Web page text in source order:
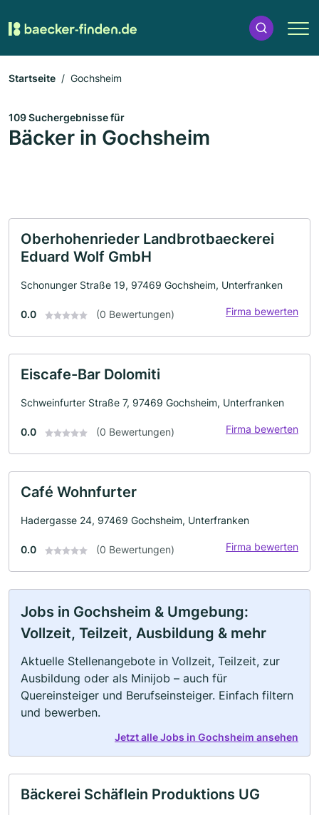
Startseite Gochsheim
109 Suchergebnisse für
Bäcker in Gochsheim
Oberhohenrieder Landbrotbaeckerei
Eduard Wolf GmbH
Schonunger Straße 19, 97469 Gochsheim, Unterfranken
0.0 (0 Bewertungen) Firma bewerten
Eiscafe-Bar Dolomiti
Schweinfurter Straße 7, 97469 Gochsheim, Unterfranken
0.0 (0 Bewertungen) Firma bewerten
Café Wohnfurter
Hadergasse 24, 97469 Gochsheim, Unterfranken
0.0 (0 Bewertungen) Firma bewerten
Jobs in Gochsheim & Umgebung:
Vollzeit, Teilzeit, Ausbildung & mehr
Aktuelle Stellenangebote in Vollzeit, Teilzeit, zur
Ausbildung oder als Minijob – auch für
Quereinsteiger und Berufseinsteiger. Einfach filtern
und bewerben.
Jetzt alle Jobs in Gochsheim ansehen
Bäckerei Schäflein Produktions UG